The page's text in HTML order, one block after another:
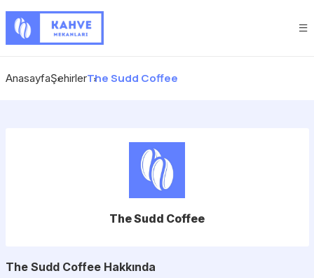
AnasayfaŞehirlerThe Sudd Coffee
The Sudd Coffee
The Sudd Coffee Hakkında